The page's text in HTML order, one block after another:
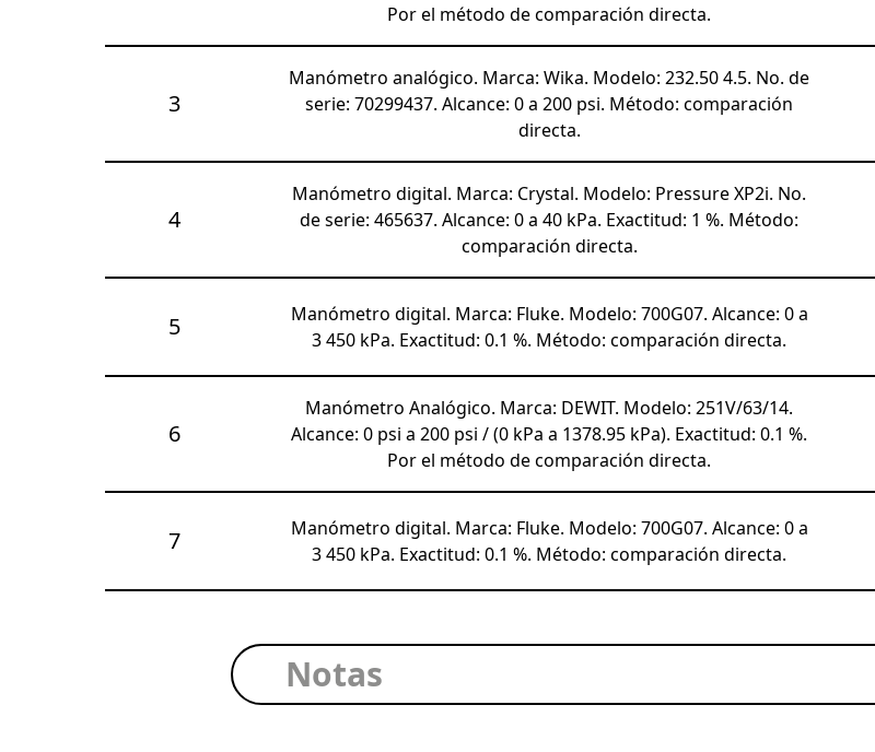
Por el método de comparación directa.
3
Manómetro analógico. Marca: Wika. Modelo: 232.50 4.5. No. de
serie: 70299437. Alcance: 0 a 200 psi. Método: comparación
directa.
4
Manómetro digital. Marca: Crystal. Modelo: Pressure XP2i. No.
de serie: 465637. Alcance: 0 a 40 kPa. Exactitud: 1 %. Método:
comparación directa.
5
Manómetro digital. Marca: Fluke. Modelo: 700G07. Alcance: 0 a
3 450 kPa. Exactitud: 0.1 %. Método: comparación directa.
6
Manómetro Analógico. Marca: DEWIT. Modelo: 251V/63/14.
Alcance: 0 psi a 200 psi / (0 kPa a 1378.95 kPa). Exactitud: 0.1 %.
Por el método de comparación directa.
7
Manómetro digital. Marca: Fluke. Modelo: 700G07. Alcance: 0 a
3 450 kPa. Exactitud: 0.1 %. Método: comparación directa.
Notas